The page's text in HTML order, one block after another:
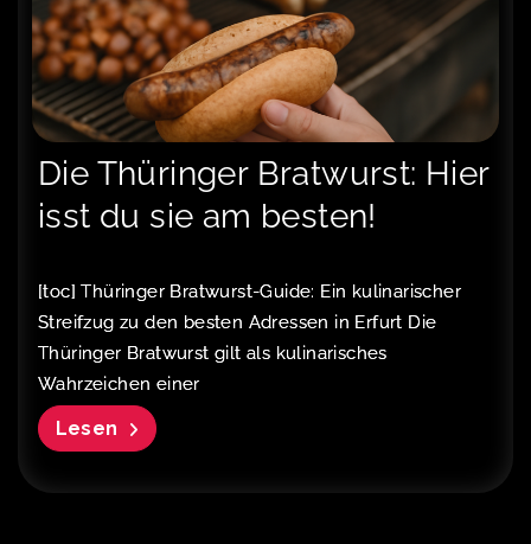
Die Thüringer Bratwurst: Hier
isst du sie am besten!
[toc] Thüringer Bratwurst-Guide: Ein kulinarischer
Streifzug zu den besten Adressen in Erfurt Die
Thüringer Bratwurst gilt als kulinarisches
Wahrzeichen einer
Lesen